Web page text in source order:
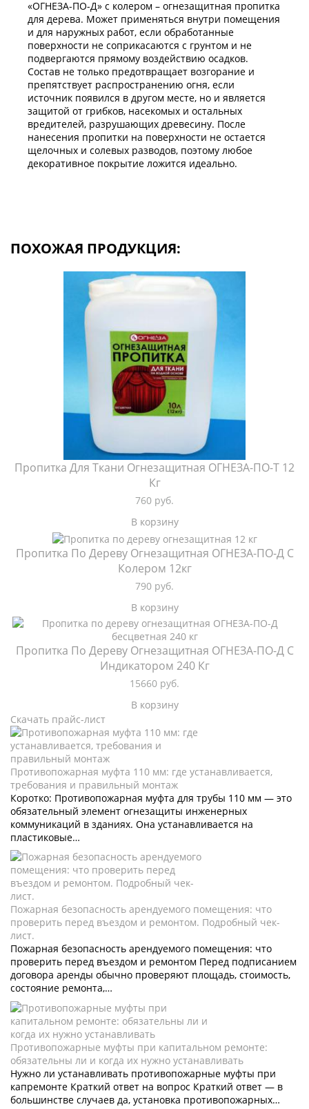
«ОГНЕЗА-ПО-Д» с колером – огнезащитная пропитка
для дерева. Может применяться внутри помещения
и для наружных работ, если обработанные
поверхности не соприкасаются с грунтом и не
подвергаются прямому воздействию осадков.
Состав не только предотвращает возгорание и
препятствует распространению огня, если
источник появился в другом месте, но и является
защитой от грибков, насекомых и остальных
вредителей, разрушающих древесину. После
нанесения пропитки на поверхности не остается
щелочных и солевых разводов, поэтому любое
декоративное покрытие ложится идеально.
ПОХОЖАЯ ПРОДУКЦИЯ:
Пропитка Для Ткани Огнезащитная ОГНЕЗА-ПО-Т 12
Кг
760 руб.
В корзину
Пропитка По Дереву Огнезащитная ОГНЕЗА-ПО-Д С
Колером 12кг
790 руб.
В корзину
Пропитка По Дереву Огнезащитная ОГНЕЗА-ПО-Д С
Индикатором 240 Кг
15660 руб.
В корзину
Скачать прайс-лист
Противопожарная муфта 110 мм: где устанавливается,
требования и правильный монтаж
Коротко: Противопожарная муфта для трубы 110 мм — это
обязательный элемент огнезащиты инженерных
коммуникаций в зданиях. Она устанавливается на
пластиковые…
Пожарная безопасность арендуемого помещения: что
проверить перед въездом и ремонтом. Подробный чек-
лист.
Пожарная безопасность арендуемого помещения: что
проверить перед въездом и ремонтом Перед подписанием
договора аренды обычно проверяют площадь, стоимость,
состояние ремонта,…
Противопожарные муфты при капитальном ремонте:
обязательны ли и когда их нужно устанавливать
Нужно ли устанавливать противопожарные муфты при
капремонте Краткий ответ на вопрос Краткий ответ — в
большинстве случаев да, установка противопожарных…